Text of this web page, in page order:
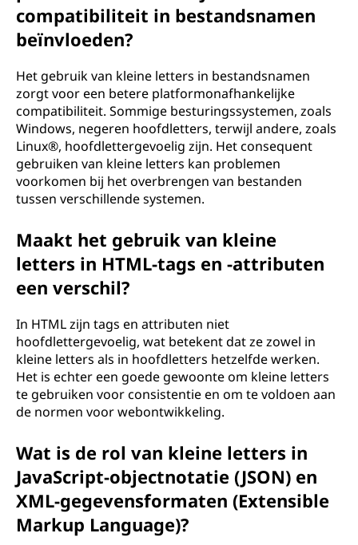
compatibiliteit in bestandsnamen
beïnvloeden?
Het gebruik van kleine letters in bestandsnamen
zorgt voor een betere platformonafhankelijke
compatibiliteit. Sommige besturingssystemen, zoals
Windows, negeren hoofdletters, terwijl andere, zoals
Linux®, hoofdlettergevoelig zijn. Het consequent
gebruiken van kleine letters kan problemen
voorkomen bij het overbrengen van bestanden
tussen verschillende systemen.
Maakt het gebruik van kleine
letters in HTML-tags en -attributen
een verschil?
In HTML zijn tags en attributen niet
hoofdlettergevoelig, wat betekent dat ze zowel in
kleine letters als in hoofdletters hetzelfde werken.
Het is echter een goede gewoonte om kleine letters
te gebruiken voor consistentie en om te voldoen aan
de normen voor webontwikkeling.
Wat is de rol van kleine letters in
JavaScript-objectnotatie (JSON) en
XML-gegevensformaten (Extensible
Markup Language)?